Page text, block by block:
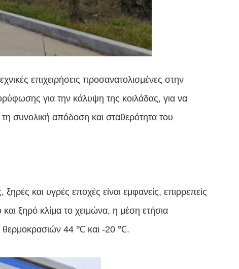
επιχειρήσεις προσανατολισμένες στην
για την κάλυψη της κοιλάδας, για να
τη συνολική απόδοση και σταθερότητα του
και υγρές εποχές είναι εμφανείς, επιρρεπείς
ξηρό κλίμα το χειμώνα, η μέση ετήσια
θερμοκρασιών 44 ℃ και -20 ℃.